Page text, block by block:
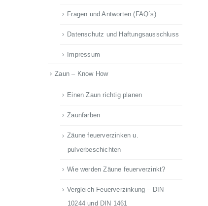
Fragen und Antworten (FAQ´s)
Datenschutz und Haftungsausschluss
Impressum
Zaun – Know How
Einen Zaun richtig planen
Zaunfarben
Zäune feuerverzinken u.
pulverbeschichten
Wie werden Zäune feuerverzinkt?
Vergleich Feuerverzinkung – DIN
10244 und DIN 1461